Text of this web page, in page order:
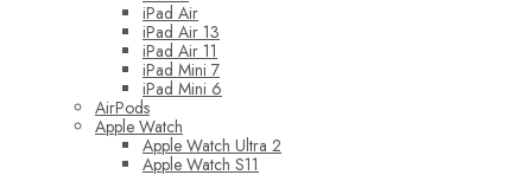
iPad Air
iPad Air 13
iPad Air 11
iPad Mini 7
iPad Mini 6
AirPods
Apple Watch
Apple Watch Ultra 2
Apple Watch S11